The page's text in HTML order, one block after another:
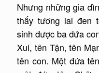
Nhưng những gia
thấy tương lai đen
sinh được ba đứa
Xui, tên Tận, tên
tên con. Một đứa